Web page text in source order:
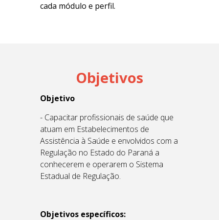
cada módulo e perfil.
Objetivos
Objetivo
- Capacitar profissionais de saúde que
atuam em Estabelecimentos de
Assistência à Saúde e envolvidos com a
Regulação no Estado do Paraná a
conhecerem e operarem o Sistema
Estadual de Regulação.
Objetivos específicos: